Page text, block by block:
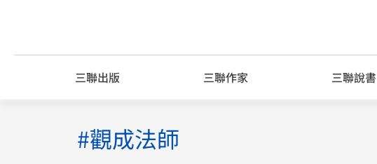
content
三聯出版 三聯作家 三聯說書
#觀成法師